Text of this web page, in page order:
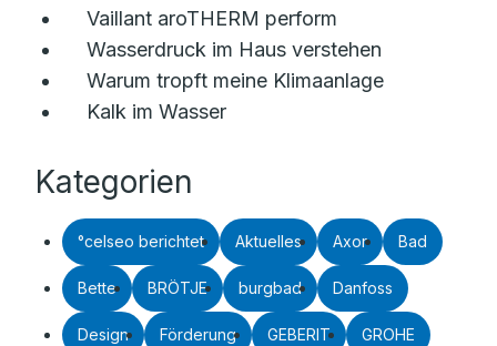
Vaillant aroTHERM perform
Wasserdruck im Haus verstehen
Warum tropft meine Klimaanlage
Kalk im Wasser
Kategorien
°celseo berichtet Aktuelles Axor Bad
Bette BRÖTJE burgbad Danfoss
Design Förderung GEBERIT GROHE